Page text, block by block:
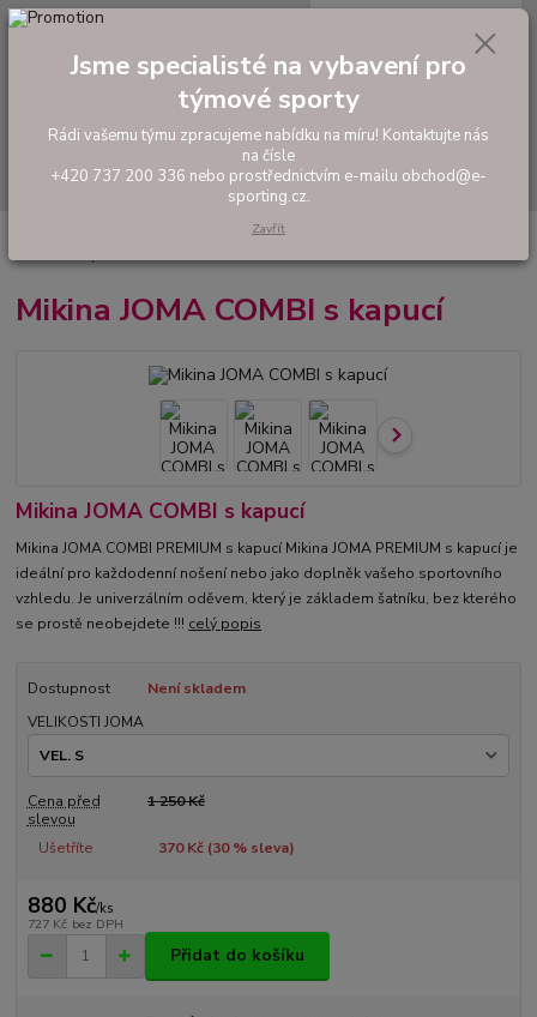
Hledat
tel: +420 737 200 336
0,00 Kč
Tréninkové oblečení
COMBI s kapucí
Mikina JOMA COMBI s kapucí
Mikina JOMA COMBI s kapucí
Mikina JOMA COMBI PREMIUM s kapucí Mikina JOMA PREMIUM s kapucí je
ideální pro každodenní nošení nebo jako doplněk vašeho sportovního
vzhledu. Je univerzálním oděvem, který je základem šatníku, bez kterého
se prostě neobejdete !!! celý popis
Dostupnost
Není skladem
VELIKOSTI JOMA
Cena před
slevou
1 250 Kč
Ušetříte 370 Kč (30% sleva)
880 Kč/ks
727 Kč bez DPH
Přidat do košíku
Jsme specialisté na vybavení pro
týmové sporty
Rádi vašemu týmu zpracujeme nabídku na míru! Kontaktujte nás
na čísle
+420 737 200 336 nebo prostřednictvím e-mailu obchod@e-
sporting.cz.
Zavřít